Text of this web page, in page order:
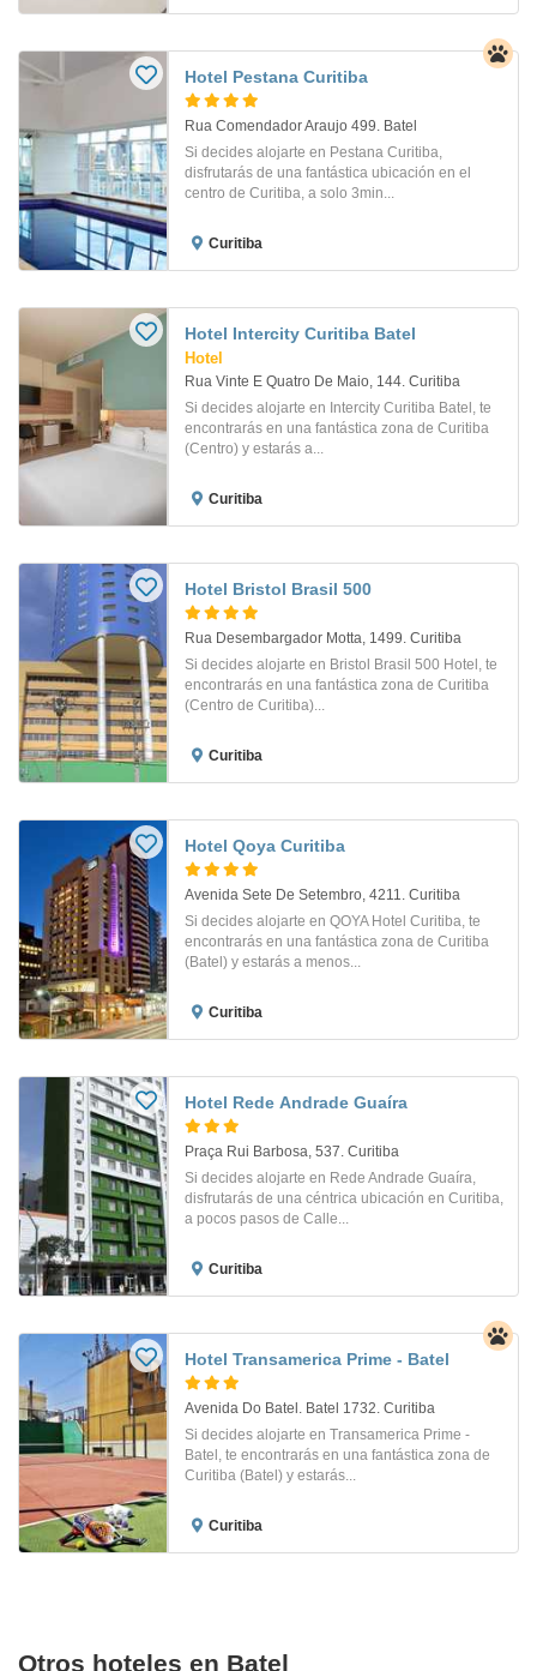
Hotel Pestana Curitiba
Rua Comendador Araujo 499. Batel
Si decides alojarte en Pestana Curitiba,
disfrutarás de una fantástica ubicación en el
centro de Curitiba, a solo 3min...
Curitiba
Hotel Intercity Curitiba Batel
Hotel
Rua Vinte E Quatro De Maio, 144. Curitiba
Si decides alojarte en Intercity Curitiba Batel, te
encontrarás en una fantástica zona de Curitiba
(Centro) y estarás a...
Curitiba
Hotel Bristol Brasil 500
Rua Desembargador Motta, 1499. Curitiba
Si decides alojarte en Bristol Brasil 500 Hotel, te
encontrarás en una fantástica zona de Curitiba
(Centro de Curitiba)...
Curitiba
Hotel Qoya Curitiba
Avenida Sete De Setembro, 4211. Curitiba
Si decides alojarte en QOYA Hotel Curitiba, te
encontrarás en una fantástica zona de Curitiba
(Batel) y estarás a menos...
Curitiba
Hotel Rede Andrade Guaíra
Praça Rui Barbosa, 537. Curitiba
Si decides alojarte en Rede Andrade Guaíra,
disfrutarás de una céntrica ubicación en Curitiba,
a pocos pasos de Calle...
Curitiba
Hotel Transamerica Prime - Batel
Avenida Do Batel. Batel 1732. Curitiba
Si decides alojarte en Transamerica Prime -
Batel, te encontrarás en una fantástica zona de
Curitiba (Batel) y estarás...
Curitiba
Otros hoteles en Batel